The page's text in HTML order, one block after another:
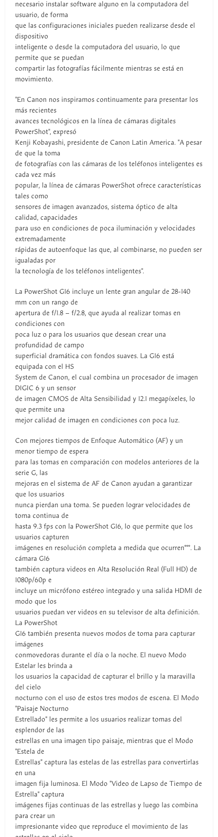
necesario instalar software alguno en la computadora del
usuario, de forma
que las configuraciones iniciales pueden realizarse desde el
dispositivo
inteligente o desde la computadora del usuario, lo que
permite que se puedan
compartir las fotografías fácilmente mientras se está en
movimiento.
"En Canon nos inspiramos continuamente para presentar los
más recientes
avances tecnológicos en la línea de cámaras digitales
PowerShot", expresó
Kenji Kobayashi, presidente de Canon Latin America. "A pesar
de que la toma
de fotografías con las cámaras de los teléfonos inteligentes es
cada vez más
popular, la línea de cámaras PowerShot ofrece características
tales como
sensores de imagen avanzados, sistema óptico de alta
calidad, capacidades
para uso en condiciones de poca iluminación y velocidades
extremadamente
rápidas de autoenfoque las que, al combinarse, no pueden ser
igualadas por
la tecnología de los teléfonos inteligentes".
La PowerShot G16 incluye un lente gran angular de 28-140
mm con un rango de
apertura de f/1.8 – f/2.8, que ayuda al realizar tomas en
condiciones con
poca luz o para los usuarios que desean crear una
profundidad de campo
superficial dramática con fondos suaves. La G16 está
equipada con el HS
System de Canon, el cual combina un procesador de imagen
DIGIC 6 y un sensor
de imagen CMOS de Alta Sensibilidad y 12.1 megapíxeles, lo
que permite una
mejor calidad de imagen en condiciones con poca luz.
Con mejores tiempos de Enfoque Automático (AF) y un
menor tiempo de espera
para las tomas en comparación con modelos anteriores de la
serie G, las
mejoras en el sistema de AF de Canon ayudan a garantizar
que los usuarios
nunca pierdan una toma. Se pueden lograr velocidades de
toma continua de
hasta 9.3 fps con la PowerShot G16, lo que permite que los
usuarios capturen
imágenes en resolución completa a medida que ocurren***. La
cámara G16
también captura videos en Alta Resolución Real (Full HD) de
1080p/60p e
incluye un micrófono estéreo integrado y una salida HDMI de
modo que los
usuarios puedan ver videos en su televisor de alta definición.
La PowerShot
G16 también presenta nuevos modos de toma para capturar
imágenes
conmovedoras durante el día o la noche. El nuevo Modo
Estelar les brinda a
los usuarios la capacidad de capturar el brillo y la maravilla
del cielo
nocturno con el uso de estos tres modos de escena. El Modo
"Paisaje Nocturno
Estrellado" les permite a los usuarios realizar tomas del
esplendor de las
estrellas en una imagen tipo paisaje, mientras que el Modo
"Estela de
Estrellas" captura las estelas de las estrellas para convertirlas
en una
imagen fija luminosa. El Modo "Video de Lapso de Tiempo de
Estrella" captura
imágenes fijas continuas de las estrellas y luego las combina
para crear un
impresionante video que reproduce el movimiento de las